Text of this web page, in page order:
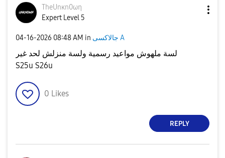
TheUnκn0ωη
Expert Level 5
‎04-16-2026 08:48 AM in جالاكسى A
لسة ملهوش مواعيد رسمية ولسة منزلش لحد غير
S25u S26u
0 Likes
REPLY